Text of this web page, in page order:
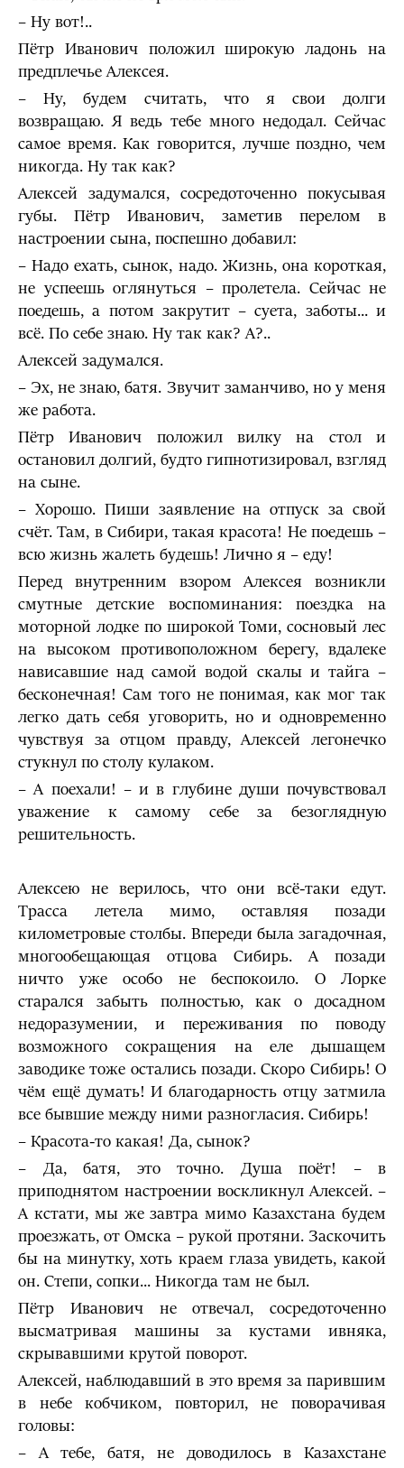
– Ну вот!..
Пётр Иванович положил широкую ладонь на
предплечье Алексея.
– Ну, будем считать, что я свои долги
возвращаю. Я ведь тебе много недодал. Сейчас
самое время. Как говорится, лучше поздно, чем
никогда. Ну так как?
Алексей задумался, сосредоточенно покусывая
губы. Пётр Иванович, заметив перелом в
настроении сына, поспешно добавил:
– Надо ехать, сынок, надо. Жизнь, она короткая,
не успеешь оглянуться – пролетела. Сейчас не
поедешь, а потом закрутит – суета, заботы... и
всё. По себе знаю. Ну так как? А?..
Алексей задумался.
– Эх, не знаю, батя. Звучит заманчиво, но у меня
же работа.
Пётр Иванович положил вилку на стол и
остановил долгий, будто гипнотизировал, взгляд
на сыне.
– Хорошо. Пиши заявление на отпуск за свой
счёт. Там, в Сибири, такая красота! Не поедешь –
всю жизнь жалеть будешь! Лично я – еду!
Перед внутренним взором Алексея возникли
смутные детские воспоминания: поездка на
моторной лодке по широкой Томи, сосновый лес
на высоком противоположном берегу, вдалеке
нависавшие над самой водой скалы и тайга –
бесконечная! Сам того не понимая, как мог так
легко дать себя уговорить, но и одновременно
чувствуя за отцом правду, Алексей легонечко
стукнул по столу кулаком.
– А поехали! – и в глубине души почувствовал
уважение к самому себе за безоглядную
решительность.
Алексею не верилось, что они всё-таки едут.
Трасса летела мимо, оставляя позади
километровые столбы. Впереди была загадочная,
многообещающая отцова Сибирь. А позади
ничто уже особо не беспокоило. О Лорке
старался забыть полностью, как о досадном
недоразумении, и переживания по поводу
возможного сокращения на еле дышащем
заводике тоже остались позади. Скоро Сибирь! О
чём ещё думать! И благодарность отцу затмила
все бывшие между ними разногласия. Сибирь!
– Красота-то какая! Да, сынок?
– Да, батя, это точно. Душа поёт! – в
приподнятом настроении воскликнул Алексей. –
А кстати, мы же завтра мимо Казахстана будем
проезжать, от Омска – рукой протяни. Заскочить
бы на минутку, хоть краем глаза увидеть, какой
он. Степи, сопки... Никогда там не был.
Пётр Иванович не отвечал, сосредоточенно
высматривая машины за кустами ивняка,
скрывавшими крутой поворот.
Алексей, наблюдавший в это время за парившим
в небе кобчиком, повторил, не поворачивая
головы:
– А тебе, батя, не доводилось в Казахстане